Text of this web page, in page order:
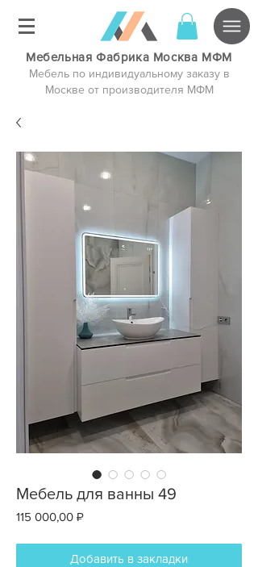
Мебельная Фабрика Москва МФМ
Мебель по индивидуальному заказу в
Москве от производителя МФМ
Мебель для ванны 49
115 000,00 ₽Цена
Добавить в закладки